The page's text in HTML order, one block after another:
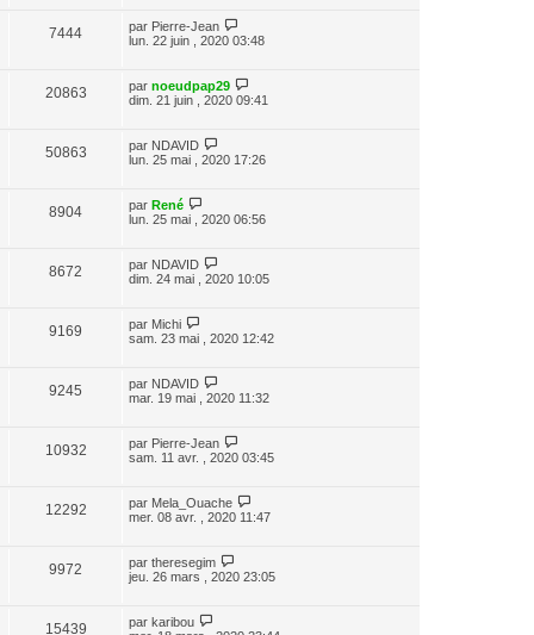
7444 par Pierre-Jean
lun. 22 juin , 2020 03:48
20863 par noeudpap29
dim. 21 juin , 2020 09:41
50863 par NDAVID
lun. 25 mai , 2020 17:26
8904 par René
lun. 25 mai , 2020 06:56
8672 par NDAVID
dim. 24 mai , 2020 10:05
9169 par Michi
sam. 23 mai , 2020 12:42
9245 par NDAVID
mar. 19 mai , 2020 11:32
10932 par Pierre-Jean
sam. 11 avr. , 2020 03:45
12292 par Mela_Ouache
mer. 08 avr. , 2020 11:47
9972 par theresegim
jeu. 26 mars , 2020 23:05
15439 par karibou